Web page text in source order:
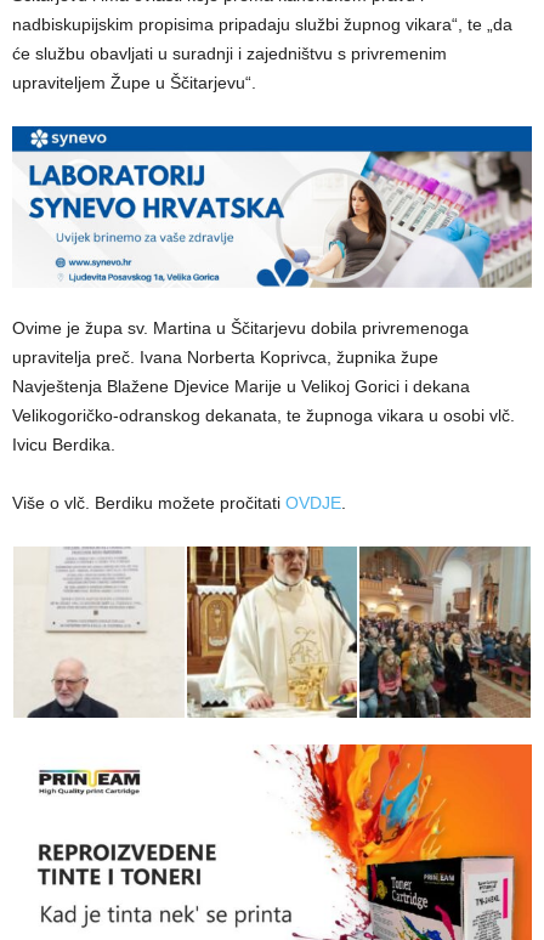
nadbiskupijskim propisima pripadaju službi župnog vikara“, te „da
će službu obavljati u suradnji i zajedništvu s privremenim
upraviteljem Župe u Ščitarjevu“.
Ovime je župa sv. Martina u Ščitarjevu dobila privremenoga
upravitelja preč. Ivana Norberta Koprivca, župnika župe
Navještenja Blažene Djevice Marije u Velikoj Gorici i dekana
Velikogoričko-odranskog dekanata, te župnoga vikara u osobi vlč.
Ivicu Berdika.
Više o vlč. Berdiku možete pročitati OVDJE.